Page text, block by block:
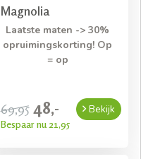
Magnolia
Laatste maten -> 30%
opruimingskorting! Op
= op
69,95 48,-
Bespaar nu 21,95
Bekijk